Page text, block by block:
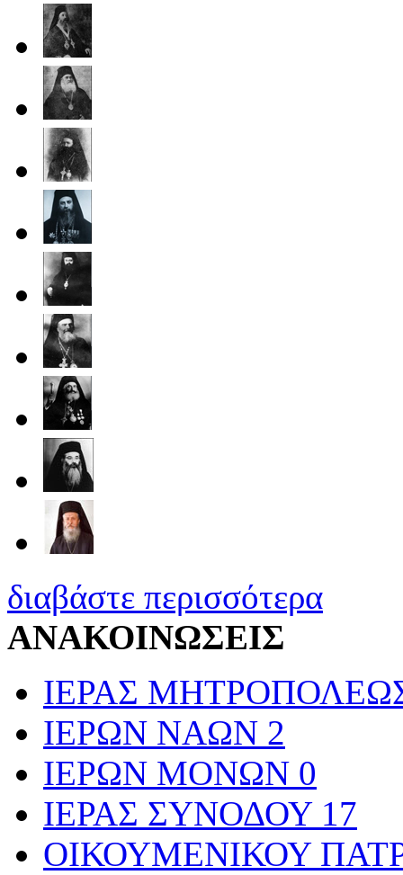
διαβάστε περισσότερα
ΑΝΑΚΟΙΝΩΣΕΙΣ
ΙΕΡΑΣ
ΙΕΡΩΝ ΝΑΩΝ 2
ΙΕΡΩΝ ΜΟΝΩΝ 0
ΙΕΡΑΣ ΣΥΝΟΔΟΥ 17
ΟΙΚΟΥΜΕΝΙΚΟΥ